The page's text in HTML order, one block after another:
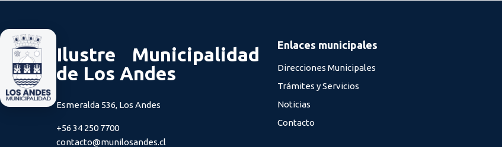
Ilustre Municipalidad
de Los Andes
Esmeralda 536, Los Andes
+56 34 250 7700
contacto@munilosandes.cl
Enlaces municipales
Direcciones Municipales
Trámites y Servicios
Noticias
Contacto